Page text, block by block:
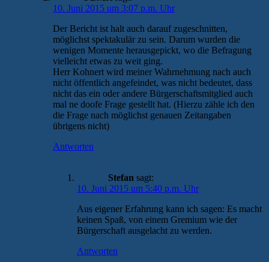
10. Juni 2015 um 3:07 p.m. Uhr
Der Bericht ist halt auch darauf zugeschnitten,
möglichst spektakulär zu sein. Darum wurden die
wenigen Momente herausgepickt, wo die Befragung
vielleicht etwas zu weit ging.
Herr Kohnert wird meiner Wahrnehmung nach auch
nicht öffentlich angefeindet, was nicht bedeutet, dass
nicht das ein oder andere Bürgerschaftsmitglied auch
mal ne doofe Frage gestellt hat. (Hierzu zähle ich den
die Frage nach möglichst genauen Zeitangaben
übrigens nicht)
Antworten
Stefan sagt:
10. Juni 2015 um 5:40 p.m. Uhr
Aus eigener Erfahrung kann ich sagen: Es macht
keinen Spaß, von einem Gremium wie der
Bürgerschaft ausgelacht zu werden.
Antworten